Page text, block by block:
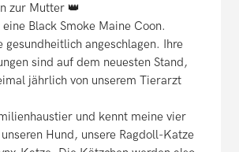
zur Mutter 👑
Black Smoke Maine Coon.
gesundheitlich angeschlagen. Ihre
sind auf dem neuesten Stand,
jährlich von unserem Tierarzt
und kennt meine vier
Hund, unsere Ragdoll-Katze